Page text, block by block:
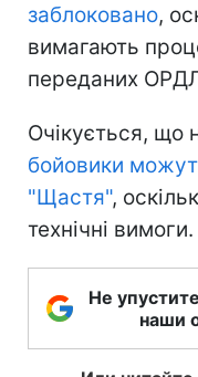
заблоковано,
вимагають
переданих
Очікується, що
бойовики
"Щастя",
технічні вимоги.
Не
наши